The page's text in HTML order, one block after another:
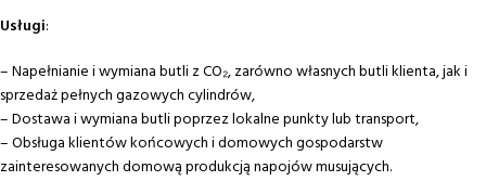
Usługi:
– Napełnianie i wymiana butli z CO₂, zarówno własnych butli klienta, jak i
sprzedaż pełnych gazowych cylindrów,
– Dostawa i wymiana butli poprzez lokalne punkty lub transport,
– Obsługa klientów końcowych i domowych gospodarstw
zainteresowanych domową produkcją napojów musujących.